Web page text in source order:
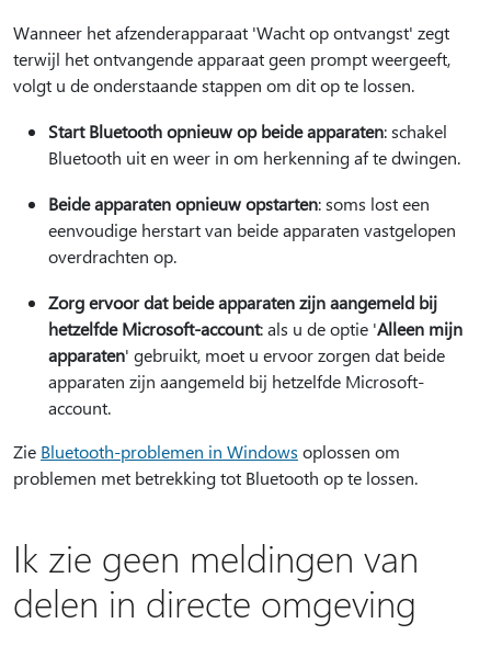
Wanneer het afzenderapparaat 'Wacht op ontvangst' zegt
terwijl het ontvangende apparaat geen prompt weergeeft,
volgt u de onderstaande stappen om dit op te lossen.
Start Bluetooth opnieuw op beide apparaten: schakel
Bluetooth uit en weer in om herkenning af te dwingen.
Beide apparaten opnieuw opstarten: soms lost een
eenvoudige herstart van beide apparaten vastgelopen
overdrachten op.
Zorg ervoor dat beide apparaten zijn aangemeld bij
hetzelfde Microsoft-account: als u de optie 'Alleen mijn
apparaten' gebruikt, moet u ervoor zorgen dat beide
apparaten zijn aangemeld bij hetzelfde Microsoft-
account.
Zie Bluetooth-problemen in Windows oplossen om
problemen met betrekking tot Bluetooth op te lossen.
Ik zie geen meldingen van
delen in directe omgeving